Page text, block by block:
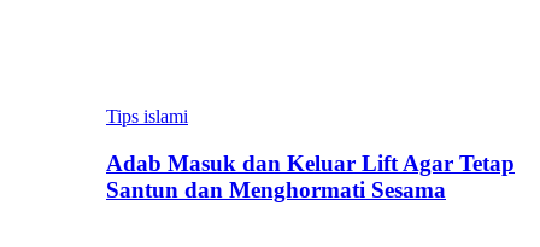
Tips islami
Adab Masuk dan Keluar Lift Agar Tetap
Santun dan Menghormati Sesama